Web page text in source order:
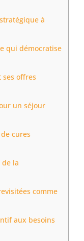
à
qui démocratise
ses offres
un séjour
cures
la
comme
aux besoins